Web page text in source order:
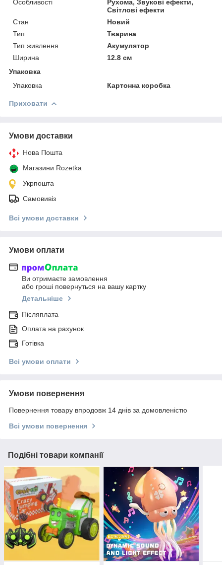
Особливості
Рухома, Звукові ефекти,
Світлові ефекти
Стан
Новий
Тип
Тварина
Тип живлення
Акумулятор
Ширина
12.8 см
Упаковка
Упаковка
Картонна коробка
Приховати
Умови доставки
Нова Пошта
Магазини Rozetka
Укрпошта
Самовивіз
Всі умови доставки
Умови оплати
Ви отримаєте замовлення
або гроші повернуться на вашу картку
Детальніше
Післяплата
Оплата на рахунок
Готівка
Всі умови оплати
Умови повернення
Повернення товару впродовж 14 днів за домовленістю
Всі умови повернення
Подібні товари компанії